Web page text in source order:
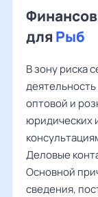
для Рыб
В зону риска
оптовой и
юридических
Деловые
Основной
сведения,